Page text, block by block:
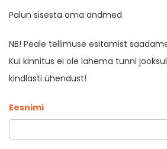
Palun sisesta oma andmed.
NB! Peale tellimuse esitamist
Kui kinnitus ei ole lähema tunni
kindlasti ühendust!
Eesnimi